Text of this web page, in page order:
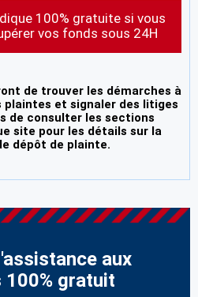
100% gratuite si vous
vos fonds sous 24H
de trouver les démarches à
plaintes et signaler des litiges
de consulter les sections
site pour les détails sur la
dépôt de plainte.
aux
gratuit